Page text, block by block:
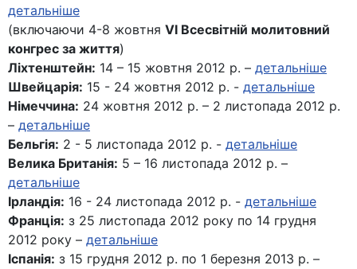
детальніше
(включаючи 4-8 жовтня VI Всесвітній молитовний
конгрес за життя)
Ліхтенштейн: 14 – 15 жовтня 2012 р. – детальніше
Швейцарія: 15 - 24 жовтня 2012 р. - детальніше
Німеччина: 24 жовтня 2012 р. – 2 листопада 2012 р.
– детальніше
Бельгія: 2 - 5 листопада 2012 р. - детальніше
Велика Британія: 5 – 16 листопада 2012 р. –
детальніше
Ірландія: 16 - 24 листопада 2012 р. - детальніше
Франція: з 25 листопада 2012 року по 14 грудня
2012 року – детальніше
Іспанія: з 15 грудня 2012 р. по 1 березня 2013 р. –